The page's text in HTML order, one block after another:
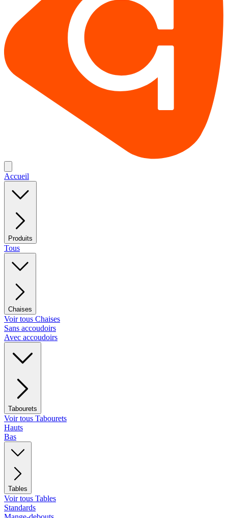
Accueil
Produits
Tous
Chaises
Voir tous Chaises
Sans accoudoirs
Avec accoudoirs
Tabourets
Voir tous Tabourets
Hauts
Bas
Tables
Voir tous Tables
Standards